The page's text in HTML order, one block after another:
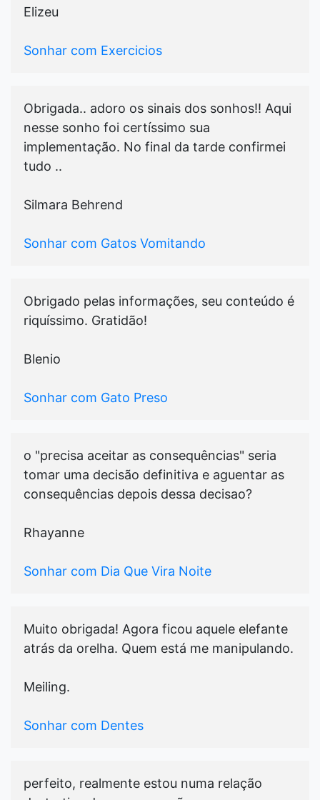
Elizeu
Sonhar com Exercicios
Obrigada.. adoro os sinais dos sonhos!! Aqui
nesse sonho foi certíssimo sua
implementação. No final da tarde confirmei
tudo ..
Silmara Behrend
Sonhar com Gatos Vomitando
Obrigado pelas informações, seu conteúdo é
riquíssimo. Gratidão!
Blenio
Sonhar com Gato Preso
o "precisa aceitar as consequências" seria
tomar uma decisão definitiva e aguentar as
consequências depois dessa decisao?
Rhayanne
Sonhar com Dia Que Vira Noite
Muito obrigada! Agora ficou aquele elefante
atrás da orelha. Quem está me manipulando.
Meiling.
Sonhar com Dentes
perfeito, realmente estou numa relação